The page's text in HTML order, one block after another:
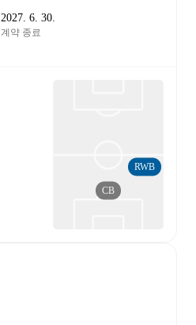
2027. 6. 30.
계약 종료
CB
RWB